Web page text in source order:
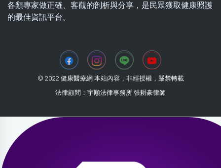
各類專家做正確、客觀的剖析與分享，是民眾獲取健康照護
的最佳資訊平台。
© 2022 健康醫療網 本站內容，非經授權，嚴禁轉載
法律顧問：宇順法律事務所 張耕豪律師